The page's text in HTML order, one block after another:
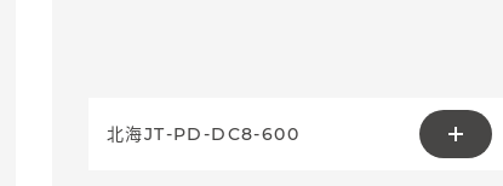
北海JT-PD-DC8-600